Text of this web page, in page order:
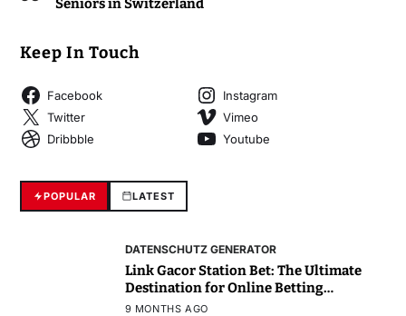
Seniors in Switzerland
Keep In Touch
Facebook
Instagram
Twitter
Vimeo
Dribbble
Youtube
POPULAR LATEST
DATENSCHUTZ GENERATOR
Link Gacor Station Bet: The Ultimate
Destination for Online Betting
Enthusiasts
9 MONTHS AGO